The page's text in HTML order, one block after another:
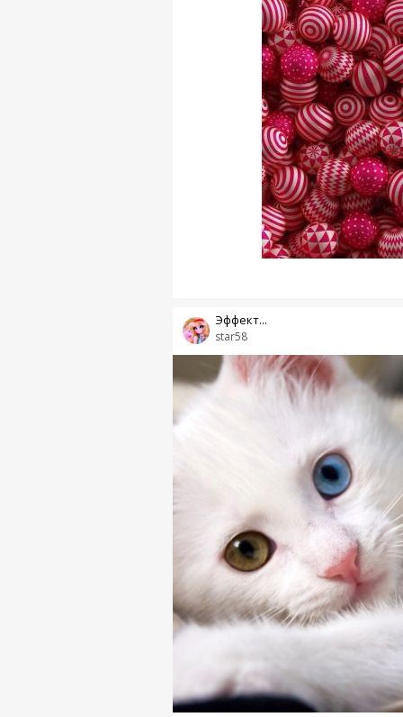
star58
Эффект...